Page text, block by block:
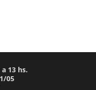
a 13 hs.
05